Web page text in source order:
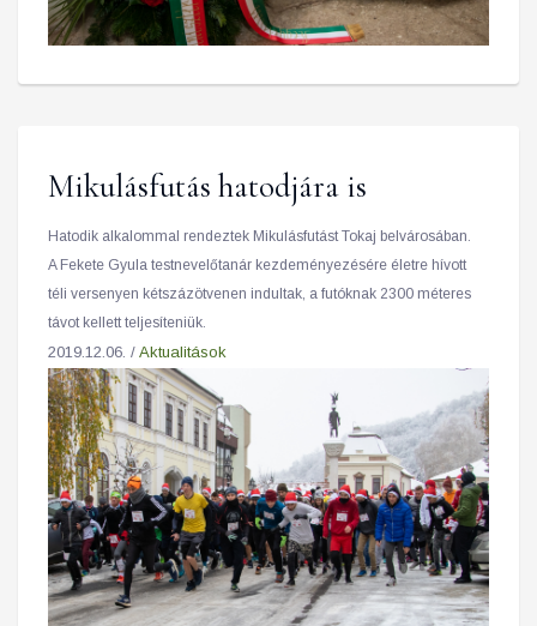
Mikulásfutás hatodjára is
Hatodik alkalommal rendeztek Mikulásfutást Tokaj belvárosában.
A Fekete Gyula testnevelőtanár kezdeményezésére életre hívott
téli versenyen kétszázötvenen indultak, a futóknak 2300 méteres
távot kellett teljesíteniük.
2019.12.06. / Aktualitások